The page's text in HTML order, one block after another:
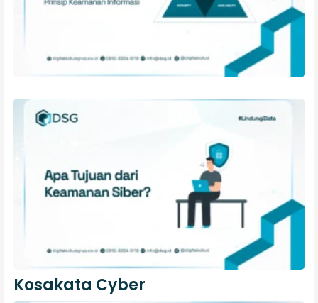
Kosakata Cyber